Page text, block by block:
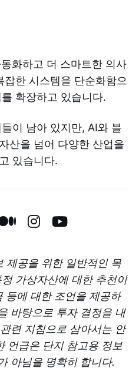
화하고 더 스마트한 의사
한 시스템을 단순화함으
확장하고 있습니다.
이 남아 있지만, AI와 블
산을 넘어 다양한 산업을
있습니다.
제공을 위한 일반적인 목
가상자산에 대한 추천이
등에 대한 조언을 제공하
바탕으로 투자 결정을 내
련 지침으로 삼아서는 안
언급은 단지 참고용 정보
아님을 명확히 합니다.